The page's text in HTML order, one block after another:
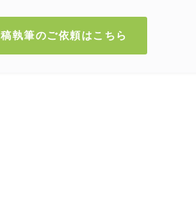
執筆のご依頼はこちら